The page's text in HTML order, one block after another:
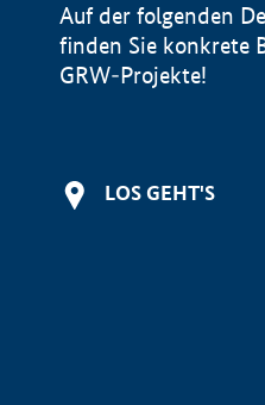
Auf der folgenden
finden Sie konkrete
GRW-Projekte!
LOS GEHT'S